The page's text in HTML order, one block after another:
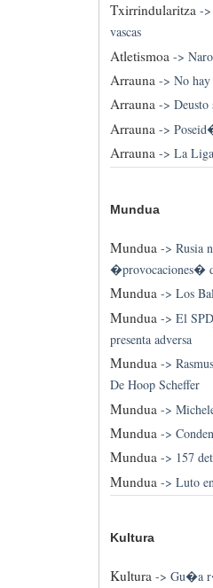
Txirrindularitza->
vascas
Atletismoa ->
Arrauna-> No
Arrauna->
Arrauna ->
Arrauna-> La
Mundua
Mundua-> Rusia
�provocaciones�
Mundua-> Los
Mundua -> El
presenta adversa
Mundua->
De Hoop Scheffer
Mundua ->
Mundua->
Mundua-> 157
Mundua -> Luto
Kultura
Kultura-> Gu�a